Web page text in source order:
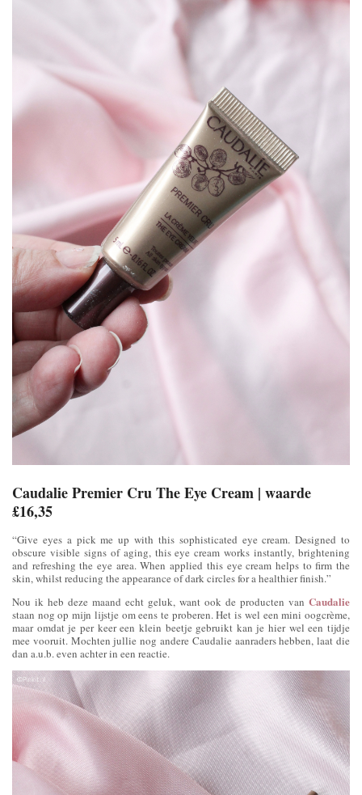
Caudalie Premier Cru The Eye Cream | waarde
£16,35
“Give eyes a pick me up with this sophisticated eye cream. Designed to
obscure visible signs of aging, this eye cream works instantly, brightening
and refreshing the eye area. When applied this eye cream helps to firm the
skin, whilst reducing the appearance of dark circles for a healthier finish.”
Nou ik heb deze maand echt geluk, want ook de producten van Caudalie
staan nog op mijn lijstje om eens te proberen. Het is wel een mini oogcrème,
maar omdat je per keer een klein beetje gebruikt kan je hier wel een tijdje
mee vooruit. Mochten jullie nog andere Caudalie aanraders hebben, laat die
dan a.u.b. even achter in een reactie.